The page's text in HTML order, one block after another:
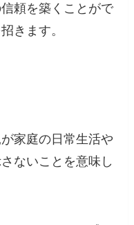
頼を築くことがで
きます。
家庭の日常生活や
ないことを意味し